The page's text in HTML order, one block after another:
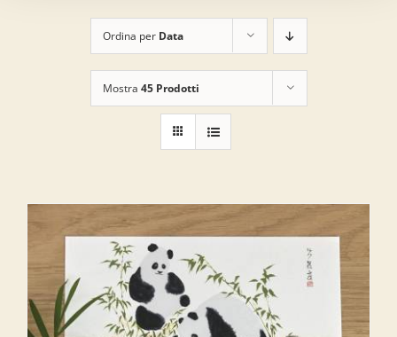
Ordina per Data
Mostra 45 Prodotti